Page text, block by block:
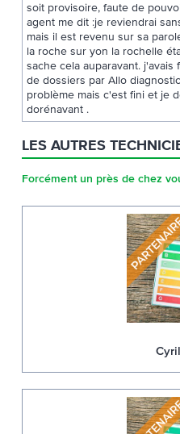
soit provisoire, faute de
agent me dit :je reviendrai
mais il est revenu sur sa
la roche sur yon la rochelle
sache cela auparavant.
de dossiers par Allo
problème mais c'est fini et je
dorénavant .
LES AUTRES
Forcément un près de chez